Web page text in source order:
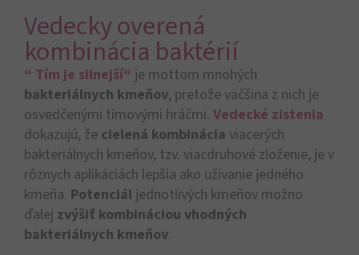
Vedecky overená
kombinácia baktérií
“ Tím je silnejší“ je mottom mnohých
bakteriálnych kmeňov, pretože väčšina z nich je
osvedčenými tímovými hráčmi. Vedecké zistenia
dokazujú, že cielená kombinácia viacerých
bakteriálnych kmeňov, tzv. viacdruhové zloženie, je v
rôznych aplikáciách lepšia ako užívanie jedného
kmeňa. Potenciál jednotlivých kmeňov možno
ďalej zvýšiť kombináciou vhodných
bakteriálnych kmeňov.